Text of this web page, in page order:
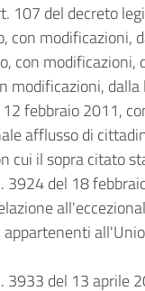
107 del decreto
modificazioni,
con modificazioni,
febbraio 2011,
afflusso di
cui il sopra citato
del 18
del 13